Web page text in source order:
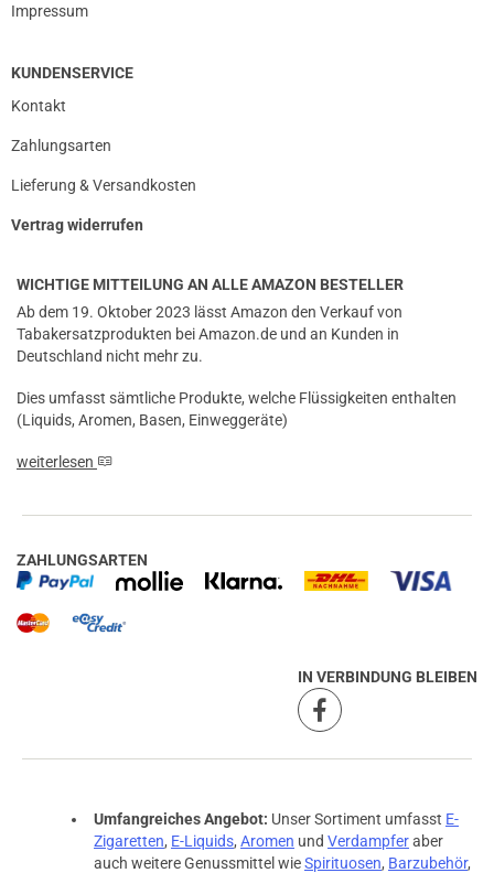
Impressum
KUNDENSERVICE
Kontakt
Zahlungsarten
Lieferung & Versandkosten
Vertrag widerrufen
WICHTIGE MITTEILUNG AN ALLE AMAZON BESTELLER
Ab dem 19. Oktober 2023 lässt Amazon den Verkauf von
Tabakersatzprodukten bei Amazon.de und an Kunden in
Deutschland nicht mehr zu.
Dies umfasst sämtliche Produkte, welche Flüssigkeiten enthalten
(Liquids, Aromen, Basen, Einweggeräte)
weiterlesen
ZAHLUNGSARTEN
IN VERBINDUNG BLEIBEN
Umfangreiches Angebot: Unser Sortiment umfasst E-
Zigaretten, E-Liquids, Aromen und Verdampferaber
auch weitere Genussmittel wieSpirituosen, Barzubehör,